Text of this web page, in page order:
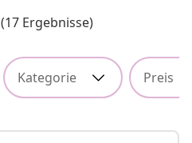
(17 Ergebnisse)
Kategorie Preis